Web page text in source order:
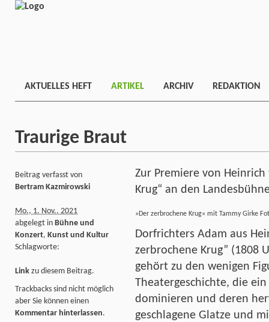
AKTUELLES HEFT ARTIKEL ARCHIV REDAKTION
Traurige Braut
Zur Premiere von
Krug“ an den
»Der zerbrochene Krug« mit Tammy Girke
Dorfrichters Adam aus
zerbrochene Krug” (1808
gehört zu den wenigen
Theatergeschichte, die
dominieren und deren
geschlagene Glatze und
Beitrag verfasst von
Bertram Kazmirowski
Mo., 1. Nov.. 2021
abgelegt in Bühne und
Konzert, Kunst und Kultur
Schlagworte:
Link zu diesem Beitrag.
Trackbacks sind nicht möglich
aber Sie können einen
Kommentar hinterlassen.